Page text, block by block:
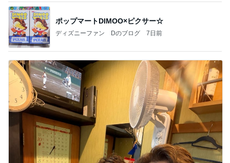
ポップマートDIMOO×ピクサー☆
ディズニーファン Dのブログ 7日前